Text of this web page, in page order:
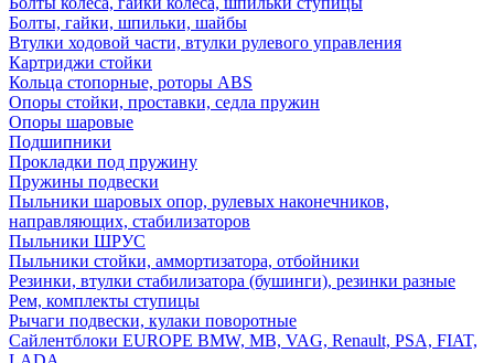
Болты, гайки, шпильки, шайбы
Втулки ходовой части, втулки рулевого управления
Картриджи стойки
Кольца стопорные, роторы ABS
Опоры стойки, проставки, седла пружин
Опоры шаровые
Подшипники
Прокладки под пружину
Пружины подвески
Пыльники шаровых опор, рулевых наконечников,
направляющих, стабилизаторов
Пыльники ШРУС
Пыльники стойки, аммортизатора, отбойники
Резинки, втулки стабилизатора (бушинги), резинки разные
Рем, комплекты ступицы
Рычаги подвески, кулаки поворотные
Сайлентблоки EUROPE BMW, MB, VAG, Renault, PSA, FIAT,